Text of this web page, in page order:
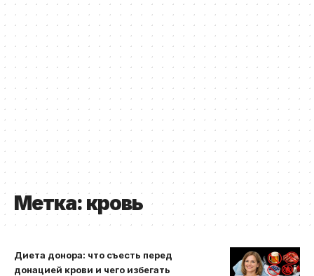
Метка: кровь
Диета донора: что съесть перед
донацией крови и чего избегать